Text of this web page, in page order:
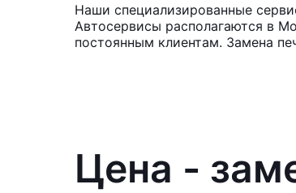
Наши специализированные
Автосервисы располагаются в
постоянным клиентам. Замена
Цена -